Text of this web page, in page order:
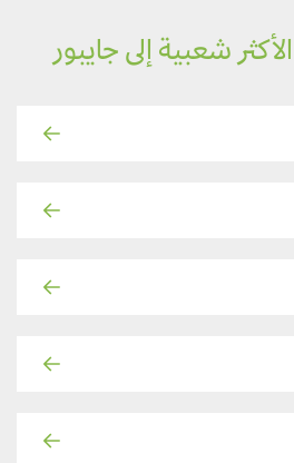
شعبية إلى جايبور